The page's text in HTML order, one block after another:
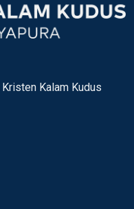
Kalam Kudus